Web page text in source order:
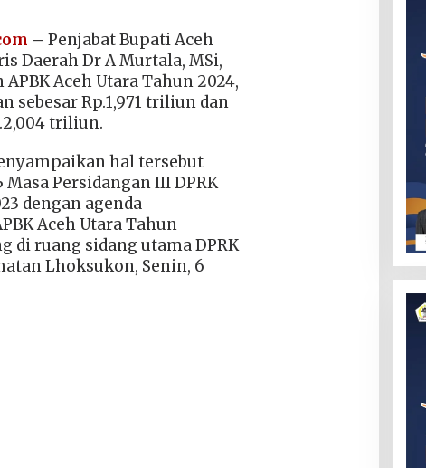
– Penjabat Bupati Aceh
Daerah Dr A Murtala, MSi,
Aceh Utara Tahun 2024,
sebesar Rp.1,971 triliun dan
triliun.
hal tersebut
Persidangan III DPRK
dengan agenda
Aceh Utara Tahun
di ruang sidang utama DPRK
Lhoksukon, Senin, 6